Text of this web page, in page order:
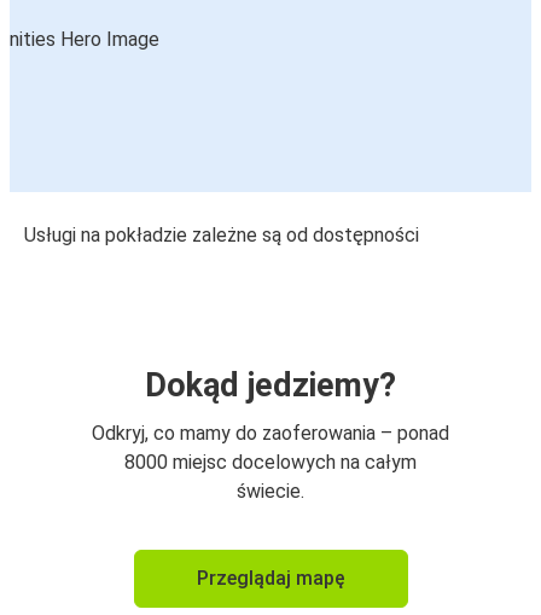
Usługi na pokładzie zależne są od dostępności
Dokąd jedziemy?
Odkryj, co mamy do zaoferowania – ponad
8000 miejsc docelowych na całym
świecie.
Przeglądaj mapę